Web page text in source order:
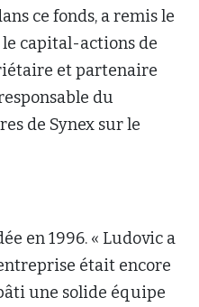
ce fonds, a remis le
capital-actions de
et partenaire
du
de Synex sur le
en 1996. « Ludovic a
était encore
une solide équipe